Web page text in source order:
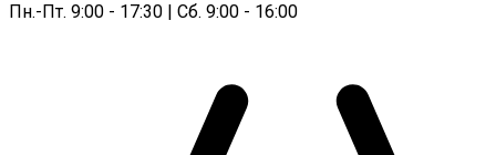
Пн.-Пт. 9:00 - 17:30 | Сб. 9:00 - 16:00